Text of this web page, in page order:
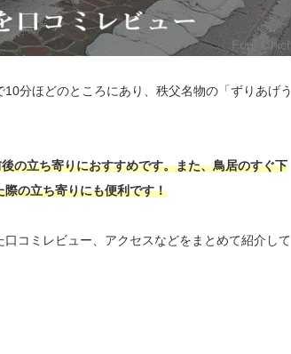
分ほどのところにあり、秩父名物の「ずりあげう
の立ち寄りにおすすめです。また、鳥居のすぐ下
の立ち寄りにも便利です！
コミレビュー、アクセスなどをまとめて紹介して